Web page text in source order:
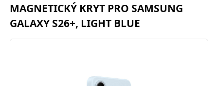
MAGNETICKÝ KRYT PRO SAMSUNG
GALAXY S26+, LIGHT BLUE